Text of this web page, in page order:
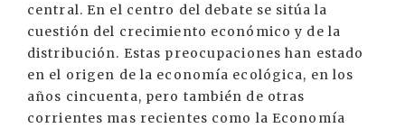
central. En el centro del debate se sitúa la
cuestión del crecimiento económico y de la
distribución. Estas preocupaciones han estado
en el origen de la economía ecológica, en los
años cincuenta, pero también de otras
corrientes mas recientes como la Economía